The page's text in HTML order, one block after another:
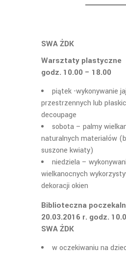
SWA ŻDK
Warsztaty
godz. 10.00 – 18.00
piątek -wykonywanie
przestrzennych lub
decoupage
sobota – palmy
naturalnych materiałów
suszone kwiaty)
niedziela –
wielkanocnych
dekoracji okien
Biblioteczna
20.03.2016 r. godz.
SWA ŻDK
w oczekiwaniu na